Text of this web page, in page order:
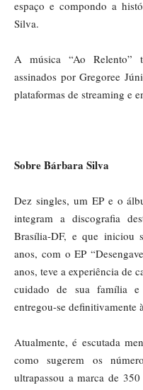
espaço e compondo a
Silva.
A música “Ao Relento”
assinados por Gregoree
plataformas de streaming e
Sobre Bárbara Silva
Dez singles, um EP e o
integram a discografia
Brasília-DF, e que iniciou
anos, com o EP
anos, teve a experiência de
cuidado de sua família
entregou-se definitivamente
Atualmente, é escutada
como sugerem os
ultrapassou a marca de